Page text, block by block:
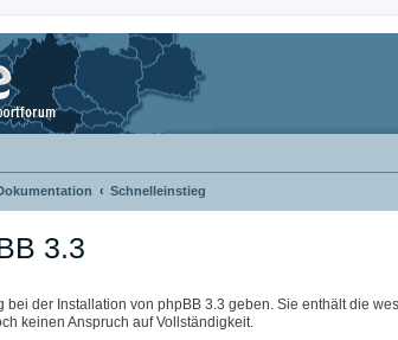
Schnelleinstieg
3.3
bei der Installation von phpBB 3.3 geben. Sie enthält die
keinen Anspruch auf Vollständigkeit.